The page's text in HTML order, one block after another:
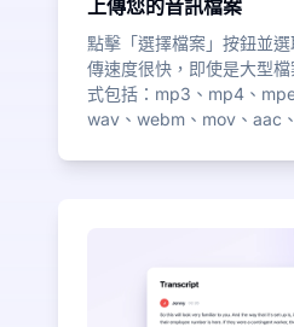
上傳您的音訊檔案
點擊「選擇檔案」按鈕並
傳速度很快，即使是大型
式包括：mp3、mp4、
wav、webm、mov、aac